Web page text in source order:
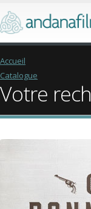
Accueil
Catalogue
Votre